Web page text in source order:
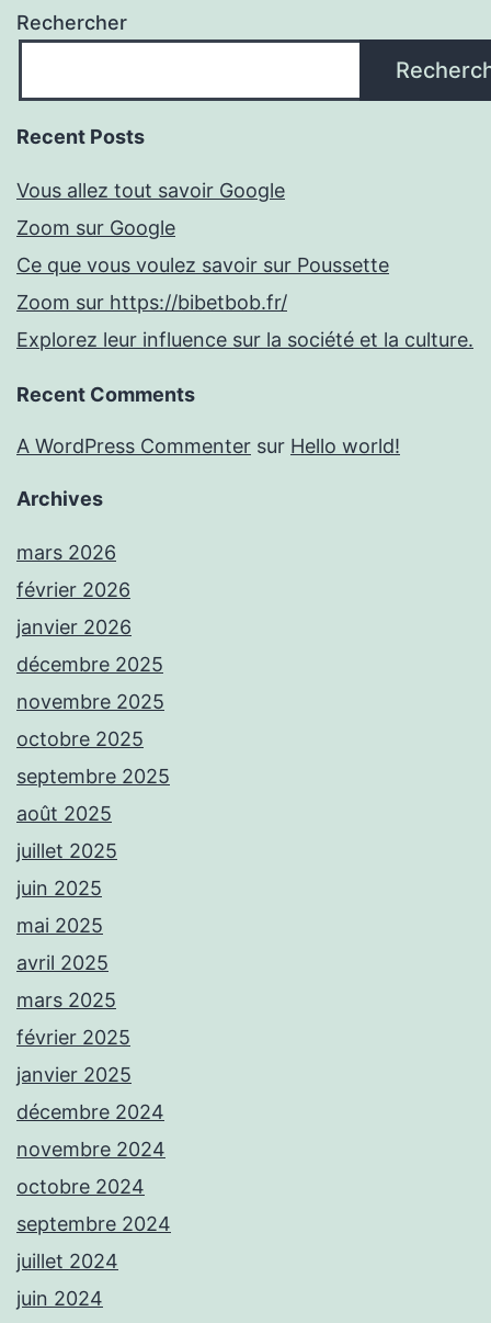
Rechercher
Recent Posts
Vous allez tout savoir Google
Zoom sur Google
Ce que vous voulez savoir sur Poussette
Zoom sur https://bibetbob.fr/
Explorez leur influence sur la société et la culture.
Recent Comments
A WordPress Commenter sur Hello world!
Archives
mars 2026
février 2026
janvier 2026
décembre 2025
novembre 2025
octobre 2025
septembre 2025
août 2025
juillet 2025
juin 2025
mai 2025
avril 2025
mars 2025
février 2025
janvier 2025
décembre 2024
novembre 2024
octobre 2024
septembre 2024
juillet 2024
juin 2024